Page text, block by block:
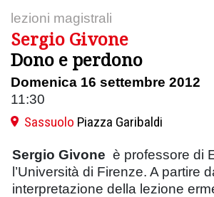
lezioni magistrali
Sergio Givone
Dono e perdono
Domenica 16 settembre 2012
11:30
Sassuolo Piazza Garibaldi
Sergio Givone è professore di
l’Università di Firenze. A partire
interpretazione della lezione